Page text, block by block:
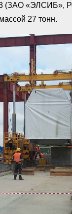
(ЗАО «ЭЛСИБ»,
27 тонн.